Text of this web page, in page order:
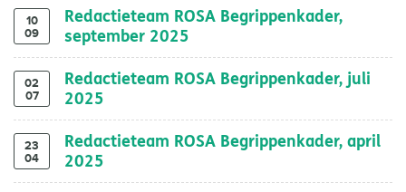
10
09
Redactieteam ROSA Begrippenkader,
september 2025
02
07
Redactieteam ROSA Begrippenkader, juli
2025
23
04
Redactieteam ROSA Begrippenkader, april
2025